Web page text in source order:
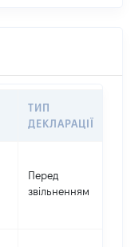
ТИП
ДЕКЛАРАЦІЇ
Перед
звільненням